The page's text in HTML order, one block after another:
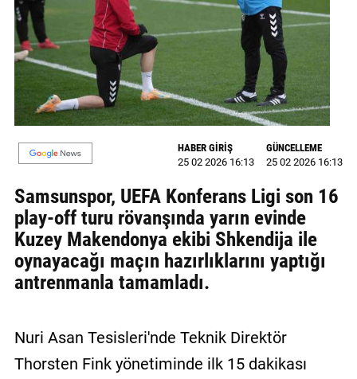
MAGAZİN
GALERİ
VİDEO
BİZE
Künye
İletişim
Gizlilik
HABER GİRİŞ
25 02 2026 16:13
GÜNCELLEME
25 02 2026 16:13
Samsunspor, UEFA Konferans Ligi son 16
play-off turu rövanşında yarın evinde
Kuzey Makendonya ekibi Shkendija ile
oynayacağı maçın hazırlıklarını yaptığı
antrenmanla tamamladı.
Nuri Asan Tesisleri'nde Teknik Direktör
Thorsten Fink yönetiminde ilk 15 dakikası